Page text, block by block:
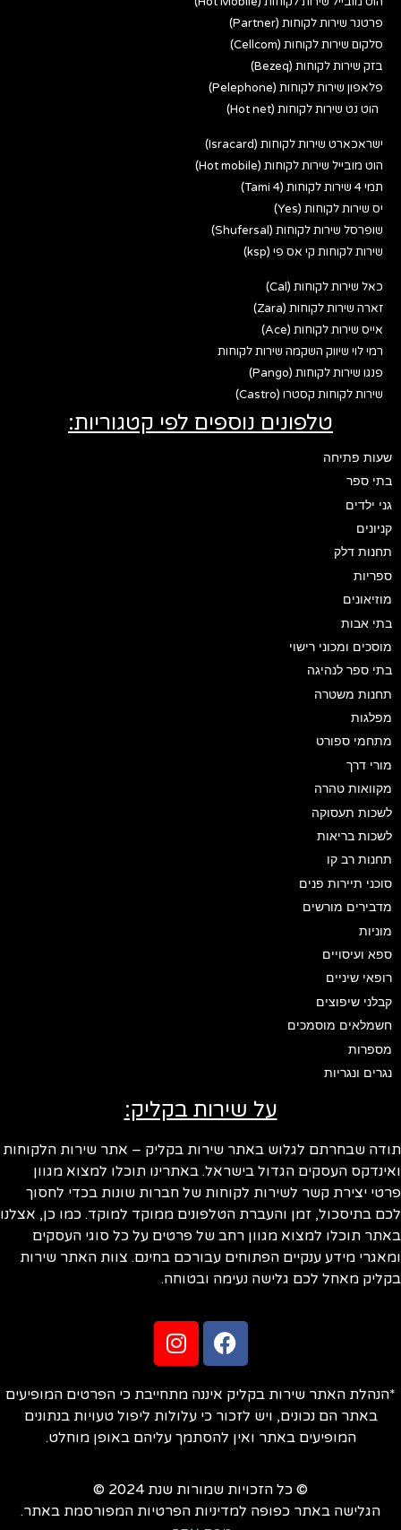
פרטנר שירות לקוחות (Partner)
סלקום שירות לקוחות (Cellcom)
בזק שירות לקוחות (Bezeq)
פלאפון שירות לקוחות (Pelephone)
הוט נט שירות לקוחות (Hot net)
ישראכארט שירות לקוחות (Isracard)
הוט מובייל שירות לקוחות (Hot mobile)
תמי 4 שירות לקוחות (Tami 4)
יס שירות לקוחות (Yes)
שופרסל שירות לקוחות (Shufersal)
שירות לקוחות קי אס פי (ksp)
כאל שירות לקוחות (Cal)
זארה שירות לקוחות (Zara)
אייס שירות לקוחות (Ace)
רמי לוי שיווק השקמה שירות לקוחות
פנגו שירות לקוחות (Pango)
שירות לקוחות קסטרו (Castro)
טלפונים נוספים לפי קטגוריות:
שעות פתיחה
בתי ספר
גני ילדים
קניונים
תחנות דלק
ספריות
מוזיאונים
בתי אבות
מוסכים ומכוני רישוי
בתי ספר לנהיגה
תחנות משטרה
מפלגות
מתחמי ספורט
מורי דרך
מקוואות טהרה
לשכות תעסוקה
לשכות בריאות
תחנות רב קו
סוכני תיירות פנים
מדבירים מורשים
מוניות
ספא ועיסויים
רופאי שיניים
קבלני שיפוצים
חשמלאים מוסמכים
מספרות
נגרים ונגריות
על שירות בקליק:
שבחרתם לגלוש באתר שירות בקליק – אתר שירות הלקוחות
העסקים הגדול בישראל. באתרינו תוכלו למצוא מגוון
יצירת קשר לשירות לקוחות של חברות שונות בכדי לחסוך
בתיסכול, זמן והעברת הטלפונים ממוקד למוקד. כמו כן, אצלנו
תוכלו למצוא מגוון רחב של פרטים על כל סוגי העסקים
מידע ענקיים הפתוחים עבורכם בחינם. צוות האתר שירות
מאחל לכם גלישה נעימה ובטוחה.
האתר שירות בקליק איננה מתחייבת כי הפרטים המופיעים
באתר הם נכונים, ויש לזכור כי עלולות ליפול טעויות בנתונים
המופיעים באתר ואין להסתמך עליהם באופן מוחלט.
© כל הזכויות שמורות שנת 2024 ©
הגלישה באתר כפופה למדיניות הפרטיות המפורסמת באתר.